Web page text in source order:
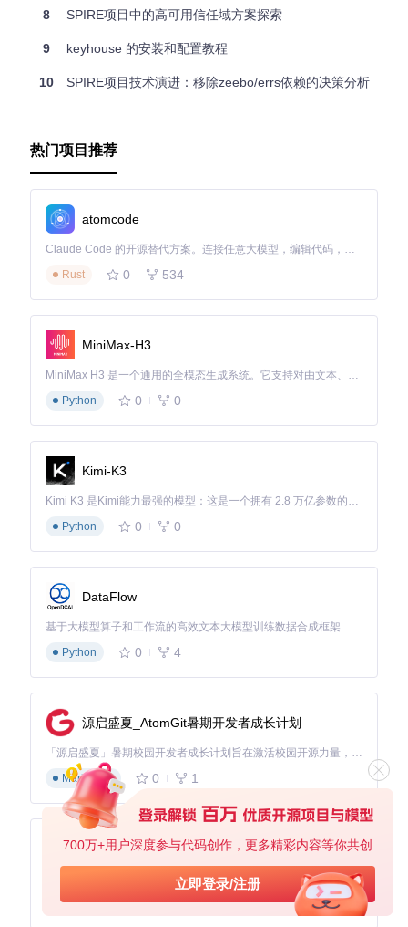
700万+用户深度参与代码创作，更多精彩内容等你共创
立即登录/注册
编写简洁、清晰的代码。
跨平台：支持 Linux、MacOS 和其他 Unix-like 操作系
统。
要开始使用 Spire，可以访问官方文档，尝试快速入门示例，
或是参与到社区讨论中来。现在就加入 Spire 的世界，简化你
社区讨论区
8 SPIRE项目中的高可用信任域方案探索
9 keyhouse 的安装和配置教程
10 SPIRE项目技术演进：移除zeebo/errs依赖的决策分析
热门项目推荐
atomcode
Claude Code 的开源替代方案。连接任意大模型，编辑代码，运行命令，自动验证 — 全自动执行。用 Rust 构建，极致性能。 ｜ An open-source alternative to Claude Code. Connect any LLM, edit code, run commands, and verify changes — autonomously. Built in Rust for speed. Get Started
Rust
0 534
MiniMax-H3
MiniMax H3 是一个通用的全模态生成系统。它支持对由文本、图像、视频和音频组成的多模态上下文进行统一理解，并能生成分辨率高达 2K、时长可达 15 秒的带原生立体声音频的视频。得益于面向任务泛化的系统设计，H3 在预训练阶段就已具备广泛的多模态上下文理解与生成能力，能够出色地执行复杂的多模态指令。
Python
0 0
Kimi-K3
Kimi K3 是Kimi能力最强的模型：这是一个拥有 2.8 万亿参数的混合专家（MoE）模型，具备原生视觉理解能力，并支持 100 万 token 的上下文窗口。
Python
0 0
DataFlow
基于大模型算子和工作流的高效文本大模型训练数据合成框架
Python
0 4
源启盛夏_AtomGit暑期开发者成长计划
「源启盛夏」暑期校园开发者成长计划旨在激活校园开源力量，通过积分激励、认证扶持、资源倾斜等形式，引导高校组织和开发者完成「入驻 — 建项目 — 做贡献 — 获认证 — 得资源」的完整闭环。无论你是想带领社团入驻平台的组织者，还是希望用代码贡献证明自己的开发者，都能在这里找到属于你的成长路径。
Markdown
0 1
py-xiaozhi
基于Python的Xiaozhi AI，适用于想要完整Xiaozhi体验而无需拥有专用硬件的用户。
Python
0 1